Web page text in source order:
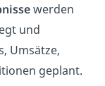
werden
und
Umsätze,
geplant.